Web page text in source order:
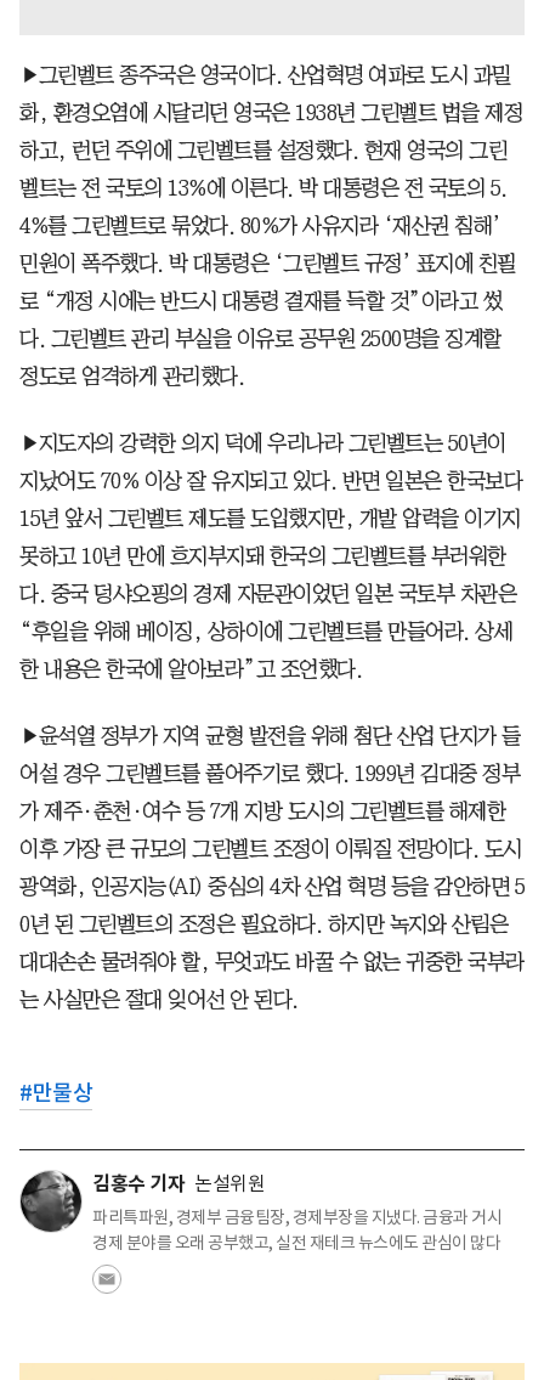
▶그린벨트 종주국은 영국이다. 산업혁명 여파로 도시 과밀
화, 환경오염에 시달리던 영국은 1938년 그린벨트 법을 제정
하고, 런던 주위에 그린벨트를 설정했다. 현재 영국의 그린
벨트는 전 국토의 13%에 이른다. 박 대통령은 전 국토의 5.
4%를 그린벨트로 묶었다. 80%가 사유지라 ‘재산권 침해’
민원이 폭주했다. 박 대통령은 ‘그린벨트 규정’ 표지에 친필
로 “개정 시에는 반드시 대통령 결재를 득할 것”이라고 썼
다. 그린벨트 관리 부실을 이유로 공무원 2500명을 징계할
정도로 엄격하게 관리했다.
▶지도자의 강력한 의지 덕에 우리나라 그린벨트는 50년이
지났어도 70% 이상 잘 유지되고 있다. 반면 일본은 한국보다
15년 앞서 그린벨트 제도를 도입했지만, 개발 압력을 이기지
못하고 10년 만에 흐지부지돼 한국의 그린벨트를 부러워한
다. 중국 덩샤오핑의 경제 자문관이었던 일본 국토부 차관은
“후일을 위해 베이징, 상하이에 그린벨트를 만들어라. 상세
한 내용은 한국에 알아보라”고 조언했다.
▶윤석열 정부가 지역 균형 발전을 위해 첨단 산업 단지가 들
어설 경우 그린벨트를 풀어주기로 했다. 1999년 김대중 정부
가 제주·춘천·여수 등 7개 지방 도시의 그린벨트를 해제한
이후 가장 큰 규모의 그린벨트 조정이 이뤄질 전망이다. 도시
광역화, 인공지능(AI) 중심의 4차 산업 혁명 등을 감안하면 5
0년 된 그린벨트의 조정은 필요하다. 하지만 녹지와 산림은
대대손손 물려줘야 할, 무엇과도 바꿀 수 없는 귀중한 국부라
는 사실만은 절대 잊어선 안 된다.
#만물상
김홍수 기자 논설위원
파리특파원, 경제부 금융팀장, 경제부장을 지냈다. 금융과 거시
경제 분야를 오래 공부했고, 실전 재테크 뉴스에도 관심이 많다